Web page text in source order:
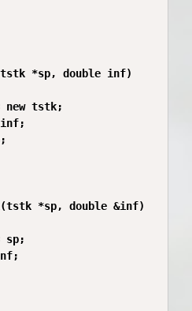
*sp, double inf)
new tstk;
*sp, double &inf)
sp;